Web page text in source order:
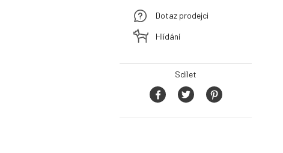
Dotaz prodejci
Hlídání
Sdílet